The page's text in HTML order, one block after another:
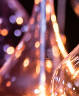
van 2026
in je interieur
toekomst van tuinieren
balans